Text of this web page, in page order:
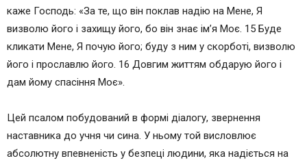
каже Господь: «За те, що він поклав надію на Мене, Я
визволю його і захищу його, бо він знає ім’я Моє. 15 Буде
кликати Мене, Я почую його; буду з ним у скорботі, визволю
його і прославлю його. 16 Довгим життям обдарую його і
дам йому спасіння Моє».
Цей псалом побудований в формі діалогу, звернення
наставника до учня чи сина. У ньому той висловлює
абсолютну впевненість у безпеці людини, яка надіється на